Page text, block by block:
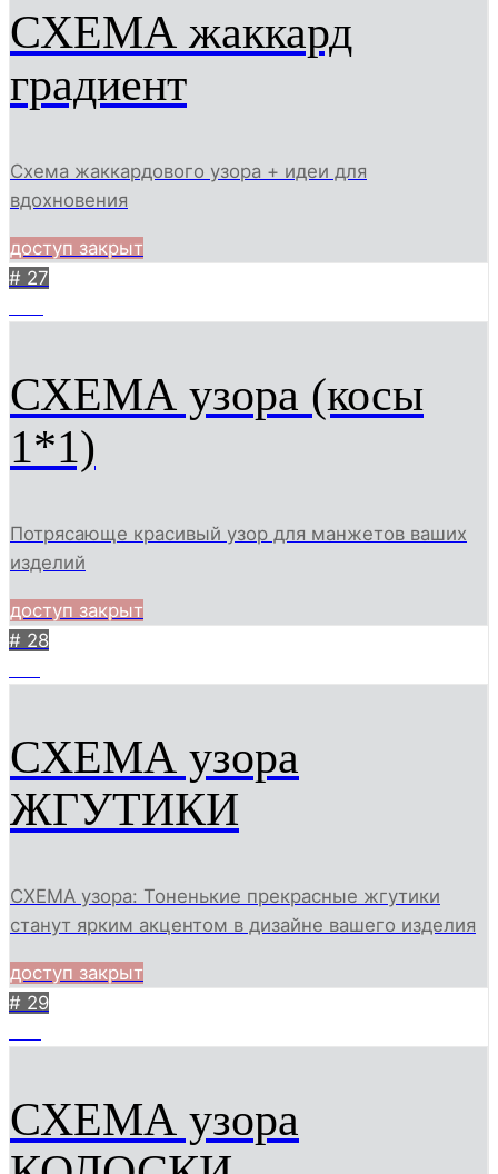
СХЕМА жаккард
градиент
Схема жаккардового узора + идеи для
вдохновения
доступ закрыт
# 27
СХЕМА узора (косы
1*1)
Потрясающе красивый узор для манжетов ваших
изделий
доступ закрыт
# 28
СХЕМА узора
ЖГУТИКИ
СХЕМА узора: Тоненькие прекрасные жгутики
станут ярким акцентом в дизайне вашего изделия
доступ закрыт
# 29
СХЕМА узора